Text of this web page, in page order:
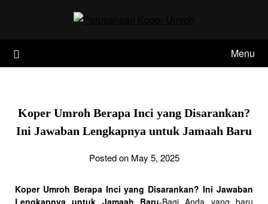
Menu
Koper Umroh Berapa Inci yang Disarankan?
Ini Jawaban Lengkapnya untuk Jamaah Baru
Posted on May 5, 2025
Koper Umroh Berapa Inci yang Disarankan? Ini Jawaban
Lengkapnya untuk Jamaah Baru-Bagi Anda yang baru